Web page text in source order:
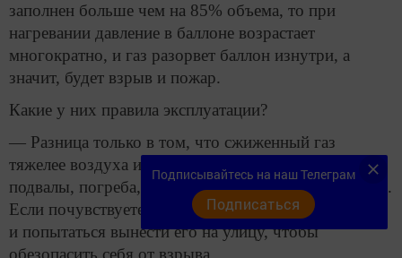
заполнен больше чем на 85% объема, то при
нагревании давление в баллоне возрастает
многократно, и газ разорвет баллон изнутри, а
значит, будет взрыв и пожар.
Какие у них правила эксплуатации?
— Разница только в том, что сжиженный газ
тяжелее воздуха и опускается вниз. Если есть
подвалы, погреба, там и будет скапливаться этот газ.
Если почувствуете запах газа, надо закрыть баллон
и попытаться вынести его на улицу, чтобы
обезопасить себя от взрыва.
Подписывайтесь на наш Телеграм
Подписаться